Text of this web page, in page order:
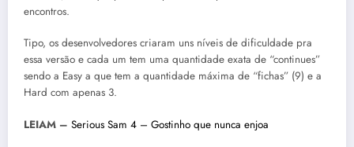
encontros.
Tipo, os desenvolvedores criaram uns níveis de dificuldade pra
essa versão e cada um tem uma quantidade exata de “continues”
sendo a Easy a que tem a quantidade máxima de “fichas” (9) e a
Hard com apenas 3.
LEIAM – Serious Sam 4 – Gostinho que nunca enjoa